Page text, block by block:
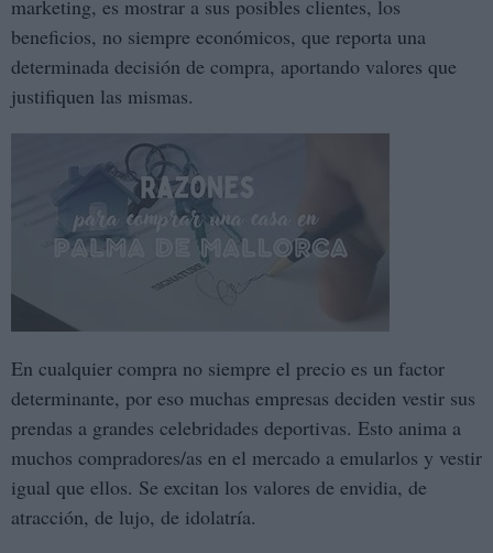
marketing, es mostrar a sus posibles clientes, los
beneficios, no siempre económicos, que reporta una
determinada decisión de compra, aportando valores que
justifiquen las mismas.
En cualquier compra no siempre el precio es un factor
determinante, por eso muchas empresas deciden vestir sus
prendas a grandes celebridades deportivas. Esto anima a
muchos compradores/as en el mercado a emularlos y vestir
igual que ellos. Se excitan los valores de envidia, de
atracción, de lujo, de idolatría.